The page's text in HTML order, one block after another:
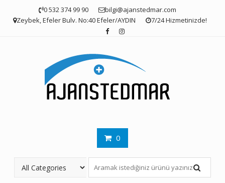
0 532 374 99 90
bilgi@ajanstedmar.com
Zeybek, Efeler Bulv. No:40 Efeler/AYDIN
7/24 Hizmetinizde!
0